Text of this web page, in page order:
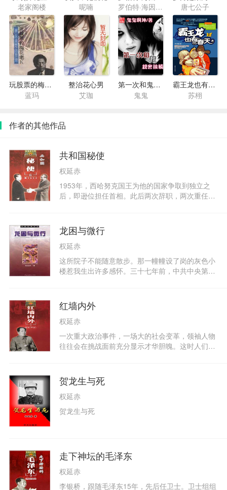
老家阁楼
呢喃
罗伯特·海因莱因
唐七公子
玩股票的梅花老K
蓝玛
整治花心男
艾珈
第一次和鬼亲密接触
鬼鬼
霸王龙也有春天(上)
苏栩
作者的其他作品
共和国秘使
权延赤
1953年，西哈努克国王为他的国家争取到独立之
后，即逊位担任首相。此后两次辞职，两次重任首
吉·哲塔四世曾三番四次让位，自己出家为僧。可是
国家受到入侵，民族遇到危机时。
龙困与微行
权延赤
这所院子不能随意散步。那一幢幢设了岗的灰色小
楼惹我生出许多感怀。三十七年前，中共中央第八
的是米高扬。他说，留给他印象最深的是兼有“牛
一样结实的身躯和令人敬畏的面孔”的彭德怀元
帅。“米高扬同志，”彭德怀像尊铁塔，近在咫尺地
墩实在这位苏共代表团团长面前，以传统的中国农
民的纯朴性，不拐弯不打结地当面诘问：“为什么
斯大林生前你们都喊他天才、英明、万岁，可他死
红墙内外
权延赤
一次重大政治事件，一场大的社会变革，领袖人物
往往会在挑战面前充分显示才华胆魄。这时人们也
去面对日常生活中琐碎事情的缠绕……毛泽东曾对
他的卫士长说：“我活着的时候你们不要写我，我
死了之后你们可写，写出我的事实。我和我的亲人
见面不多，只有你们和我朝夕相处，形影不离。我
的情况你们最了解……”
贺龙生与死
权延赤
贺龙生与死
走下神坛的毛泽东
权延赤
李银桥，跟随毛泽东15年，先后任卫士。卫士组组